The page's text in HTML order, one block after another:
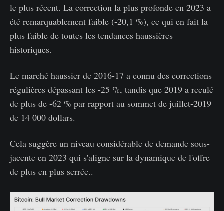
le plus récent. La correction la plus profonde en 2023 a
été remarquablement faible (-20,1 %), ce qui en fait la
plus faible de toutes les tendances haussières
historiques.
Le marché haussier de 2016-17 a connu des corrections
régulières dépassant les -25 %, tandis que 2019 a reculé
de plus de -62 % par rapport au sommet de juillet-2019
de 14 000 dollars.
Cela suggère un niveau considérable de demande sous-
jacente en 2023 qui s'aligne sur la dynamique de l'offre
de plus en plus serrée..